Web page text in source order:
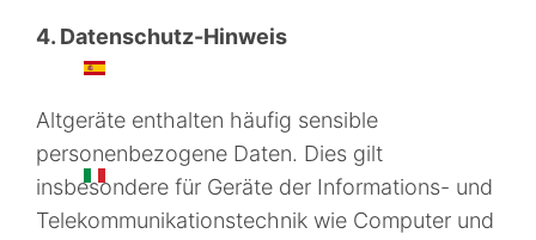
ES
IT
4. Datenschutz-Hinweis
Altgeräte enthalten häufig sensible
personenbezogene Daten. Dies gilt
insbesondere für Geräte der Informations- und
Telekommunikationstechnik wie Computer und